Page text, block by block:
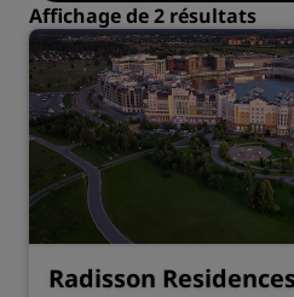
Affichage de 2 résultats
Radisson